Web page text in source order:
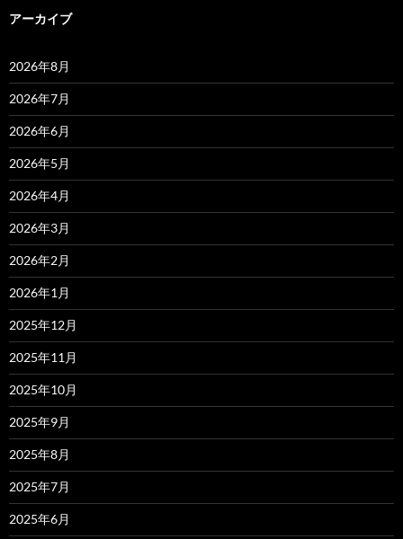
アーカイブ
2026年8月
2026年7月
2026年6月
2026年5月
2026年4月
2026年3月
2026年2月
2026年1月
2025年12月
2025年11月
2025年10月
2025年9月
2025年8月
2025年7月
2025年6月